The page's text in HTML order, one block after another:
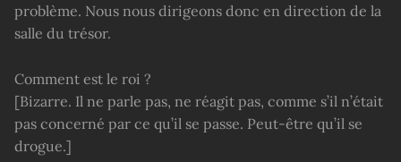
problème. Nous nous dirigeons donc en direction de la
salle du trésor.
Comment est le roi ?
[Bizarre. Il ne parle pas, ne réagit pas, comme s’il n’était
pas concerné par ce qu’il se passe. Peut-être qu’il se
drogue.]